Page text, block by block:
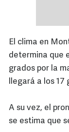
El clima en
determina que
grados por la
llegará a los 17
A su vez, el
se estima que